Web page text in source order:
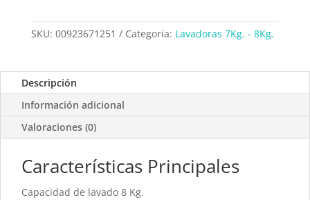
SKU: 00923671251 Categoría: Lavadoras 7Kg. - 8Kg.
Descripción
Información adicional
Valoraciones (0)
Características Principales
Capacidad de lavado 8 Kg.